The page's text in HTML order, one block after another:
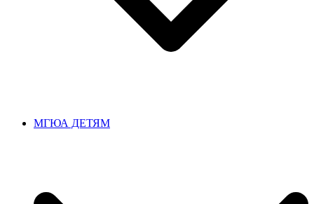
МГЮА ДЕТЯМ